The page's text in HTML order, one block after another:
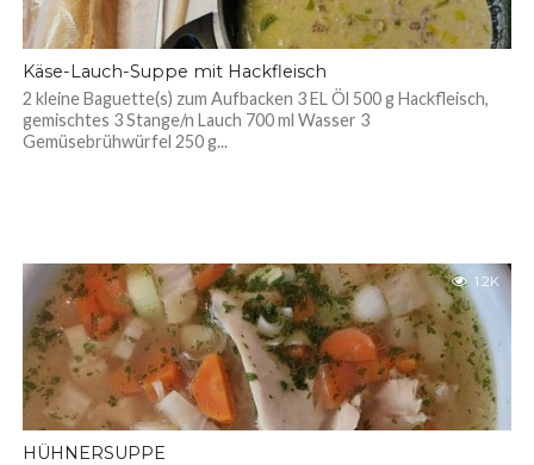
Käse-Lauch-Suppe mit Hackfleisch
2 kleine Baguette(s) zum Aufbacken 3 EL Öl 500 g Hackfleisch,
gemischtes 3 Stange/n Lauch 700 ml Wasser 3
Gemüsebrühwürfel 250 g...
1.2K
HÜHNERSUPPE